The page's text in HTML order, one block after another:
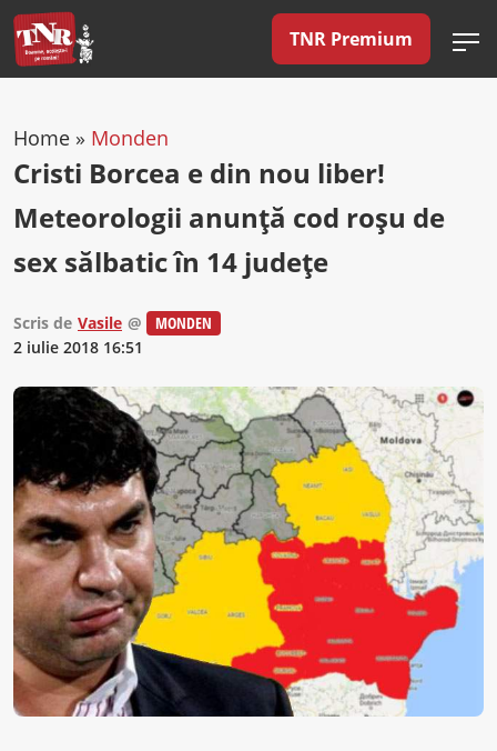
TNR Premium
Home » Monden
Cristi Borcea e din nou liber!
Meteorologii anunţă cod roşu de
sex sălbatic în 14 judeţe
Scris de Vasile @
MONDEN
2 iulie 2018 16:51